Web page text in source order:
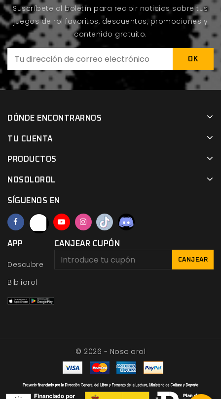
Suscríbete al boletín para recibir noticias sobre tus
juegos de rol favoritos, descuentos, promociones y
contenido gratuito.
DÓNDE ENCONTRARNOS
TU CUENTA
PRODUCTOS
NOSOLOROL
SÍGUENOS EN
APP
Descubre
Bibliorol
CANJEAR CUPÓN
CANJEAR
© 2026 - Nosolorol